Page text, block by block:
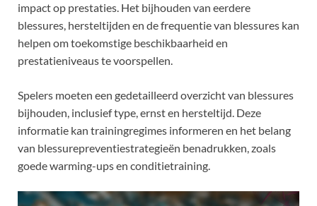
impact op prestaties. Het bijhouden van eerdere
blessures, hersteltijden en de frequentie van blessures kan
helpen om toekomstige beschikbaarheid en
prestatieniveaus te voorspellen.
Spelers moeten een gedetailleerd overzicht van blessures
bijhouden, inclusief type, ernst en hersteltijd. Deze
informatie kan trainingregimes informeren en het belang
van blessurepreventiestrategieën benadrukken, zoals
goede warming-ups en conditietraining.